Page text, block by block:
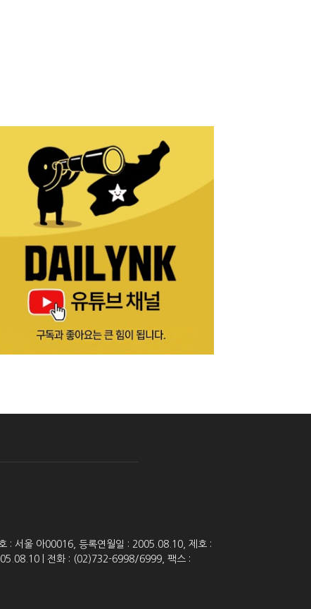
: 서울 아00016, 등록연월일 : 2005.08.10, 제호 :
| 전화 : (02)732-6998/6999, 팩스 :